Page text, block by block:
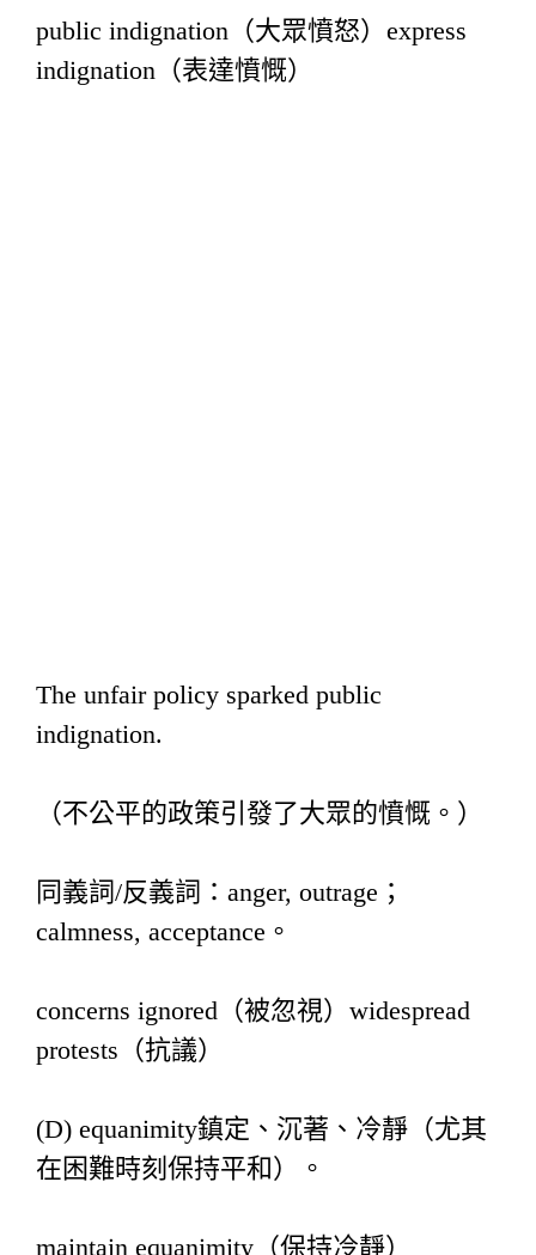
public indignation（大眾憤怒）express
indignation（表達憤慨）
The unfair policy sparked public
indignation.
（不公平的政策引發了大眾的憤慨。）
同義詞/反義詞：anger, outrage；
calmness, acceptance。
concerns ignored（被忽視）widespread
protests（抗議）
(D) equanimity鎮定、沉著、冷靜（尤其
在困難時刻保持平和）。
maintain equanimity（保持冷靜）